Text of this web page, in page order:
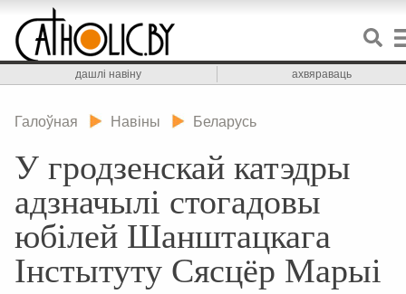
дашлі навіну ахвяраваць
Галоўная Навіны Беларусь
У гродзенскай катэдры
адзначылі стогадовы
юбілей Шанштацкага
Інстытуту Сясцёр Марыі